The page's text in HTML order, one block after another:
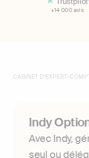
+14 000 avis
CABINET D'EXPERT-
Indy
Avec Indy,
seul ou